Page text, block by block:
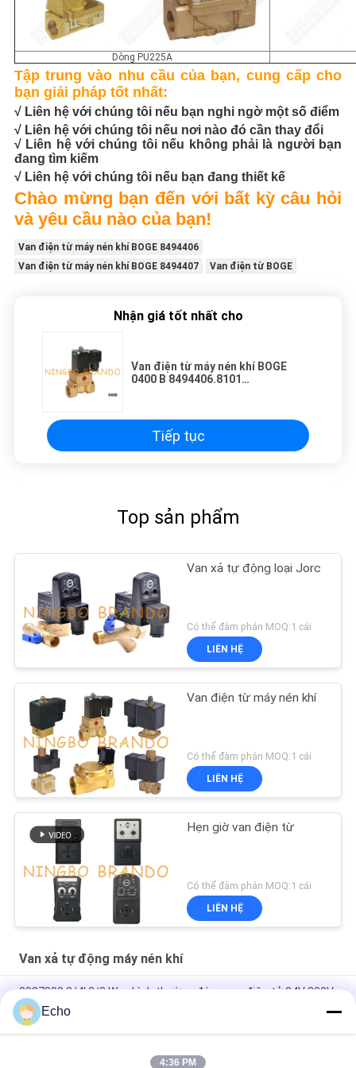
Dòng PU225A
Tập trung vào nhu cầu của bạn, cung cấp cho
bạn giải pháp tốt nhất:
√ Liên hệ với chúng tôi nếu bạn nghi ngờ một số điểm
√ Liên hệ với chúng tôi nếu nơi nào đó cần thay đổi
√ Liên hệ với chúng tôi nếu không phải là người bạn
đang tìm kiếm
√ Liên hệ với chúng tôi nếu bạn đang thiết kế
Chào mừng bạn đến với bất kỳ câu hỏi
và yêu cầu nào của bạn!
Van điện từ máy nén khí BOGE 8494406
Van điện từ máy nén khí BOGE 8494407
Van điện từ BOGE
Nhận giá tốt nhất cho
Van điện từ máy nén khí BOGE
0400 B 8494406.8101
Tiếp tục
Top sản phẩm
Van xả tự động loại Jorc
Có thể đàm phán MOQ:1 cái
LIÊN HỆ
Van điện từ máy nén khí
Có thể đàm phán MOQ:1 cái
LIÊN HỆ
Hẹn giờ van điện từ
Có thể đàm phán MOQ:1 cái
LIÊN HỆ
Van xả tự động máy nén khí
0927300 3/4' 2/2 Way bình thường đóng van điện tử 24V 220V
0927200 1/2' máy nén không khí Ventil điện cực đồng 24V
110V 220V
Echo
4:36 PM